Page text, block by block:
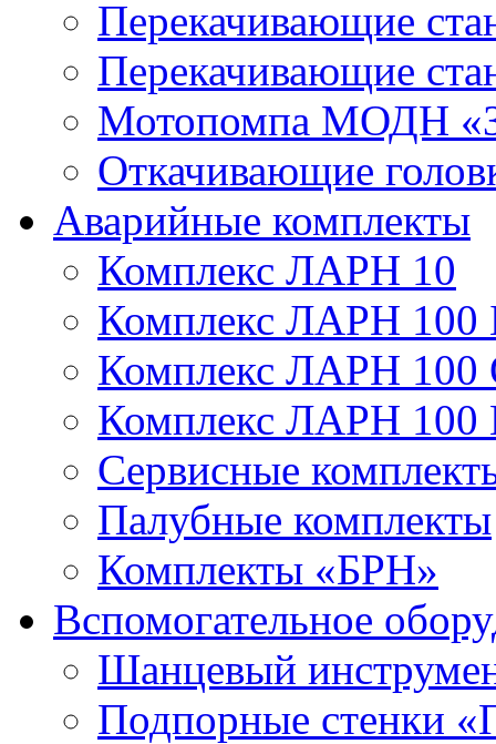
Перекачивающие
Перекачивающие
Мотопомпа МОДН
Откачивающие
Аварийные комплекты
Комплекс ЛАРН 10
Комплекс ЛАРН 100
Комплекс ЛАРН 100
Комплекс ЛАРН 100
Сервисные
Палубные комплекты
Комплекты «БРН»
Вспомогательное
Шанцевый
Подпорные стенки